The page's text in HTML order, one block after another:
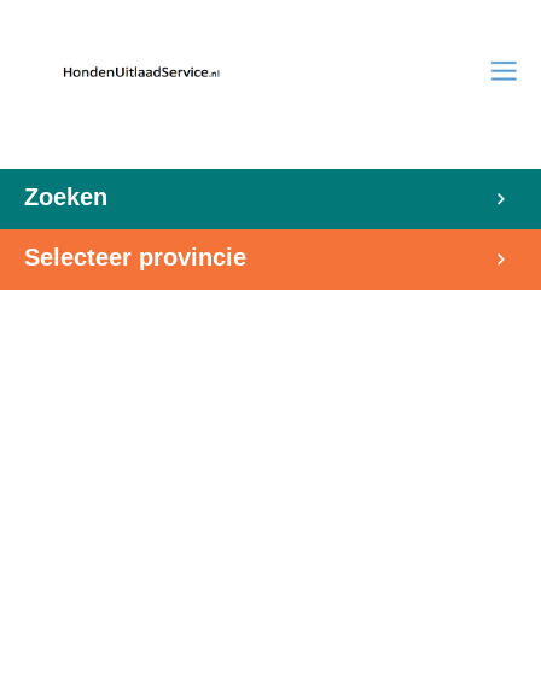
Zoeken
Selecteer provincie